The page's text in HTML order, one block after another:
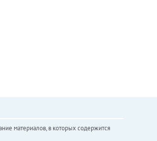
материалов, в которых содержится